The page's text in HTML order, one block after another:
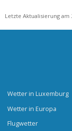
Letzte Aktualisierung am
Wetter in Luxemburg
Wetter in Europa
Flugwetter